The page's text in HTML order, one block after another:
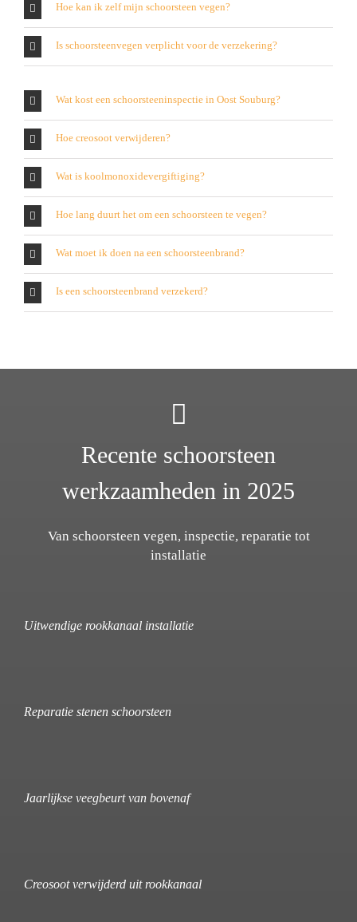
Hoe kan ik zelf mijn schoorsteen vegen?
Is schoorsteenvegen verplicht voor de verzekering?
Wat kost een schoorsteeninspectie in Oost Souburg?
Hoe creosoot verwijderen?
Wat is koolmonoxidevergiftiging?
Hoe lang duurt het om een schoorsteen te vegen?
Wat moet ik doen na een schoorsteenbrand?
Is een schoorsteenbrand verzekerd?
Recente schoorsteen
werkzaamheden in 2025
Van schoorsteen vegen, inspectie, reparatie tot
installatie
Uitwendige rookkanaal installatie
Reparatie stenen schoorsteen
Jaarlijkse veegbeurt van bovenaf
Creosoot verwijderd uit rookkanaal